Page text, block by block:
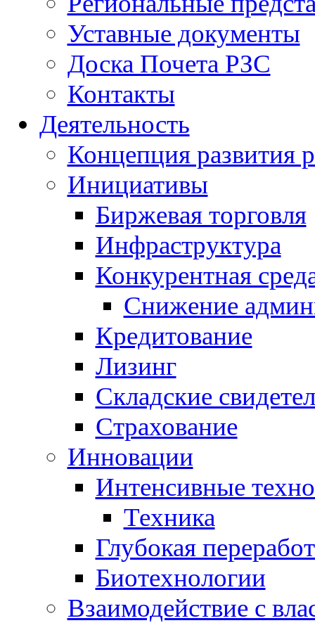
Уставные документы
Доска Почета РЗС
Контакты
Деятельность
Концепция развития
Инициативы
Биржевая торговля
Инфраструктура
Конкурентная
Снижение
Кредитование
Лизинг
Складские
Страхование
Инновации
Интенсивные
Техника
Глубокая
Биотехнологии
Взаимодействие с